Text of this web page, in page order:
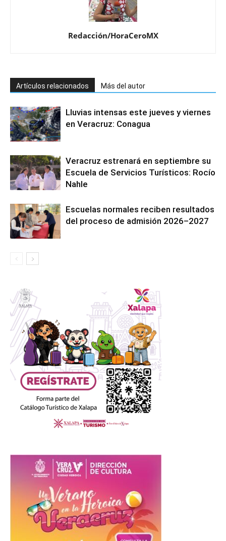
Redacción/HoraCeroMX
Artículos relacionados Más del autor
Lluvias intensas este jueves y viernes
en Veracruz: Conagua
Veracruz estrenará en septiembre su
Escuela de Servicios Turísticos: Rocío
Nahle
Escuelas normales reciben resultados
del proceso de admisión 2026–2027